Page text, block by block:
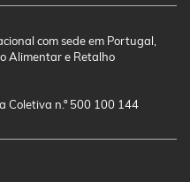
com sede em Portugal,
Alimentar e Retalho
Coletiva n.º 500 100 144